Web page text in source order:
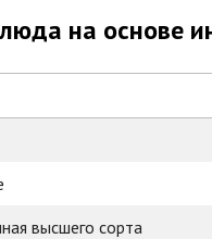
на основе
высшего сорта